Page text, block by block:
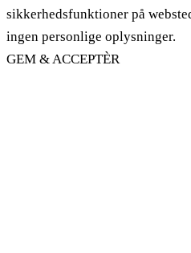
sikkerhedsfunktioner på
ingen personlige oplysninger.
GEM & ACCEPTÈR